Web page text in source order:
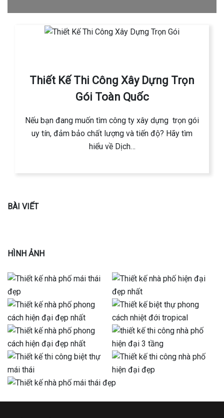
Thiết Kế Thi Công Xây Dựng Trọn
Gói Toàn Quốc
Nếu bạn đang muốn tìm công ty xây dựng trọn gói
uy tín, đảm bảo chất lượng và tiến độ? Hãy tìm
hiểu về Dịch…
BÀI VIẾT
HÌNH ẢNH